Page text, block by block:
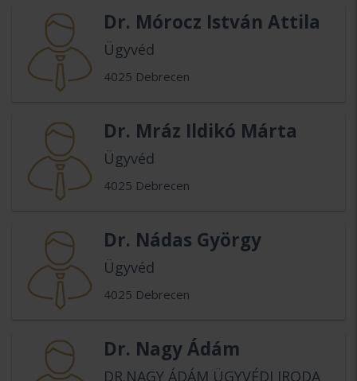
Dr. Mórocz István Attila
Ügyvéd
4025 Debrecen
Dr. Mráz Ildikó Márta
Ügyvéd
4025 Debrecen
Dr. Nádas György
Ügyvéd
4025 Debrecen
Dr. Nagy Ádám
DR.NAGY ÁDÁM ÜGYVÉDI IRODA